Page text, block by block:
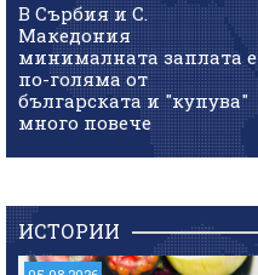
В Сърбия и С.
Македония
минималната заплата е
по-голяма от
българската и "купува"
много повече
ИСТОРИИ